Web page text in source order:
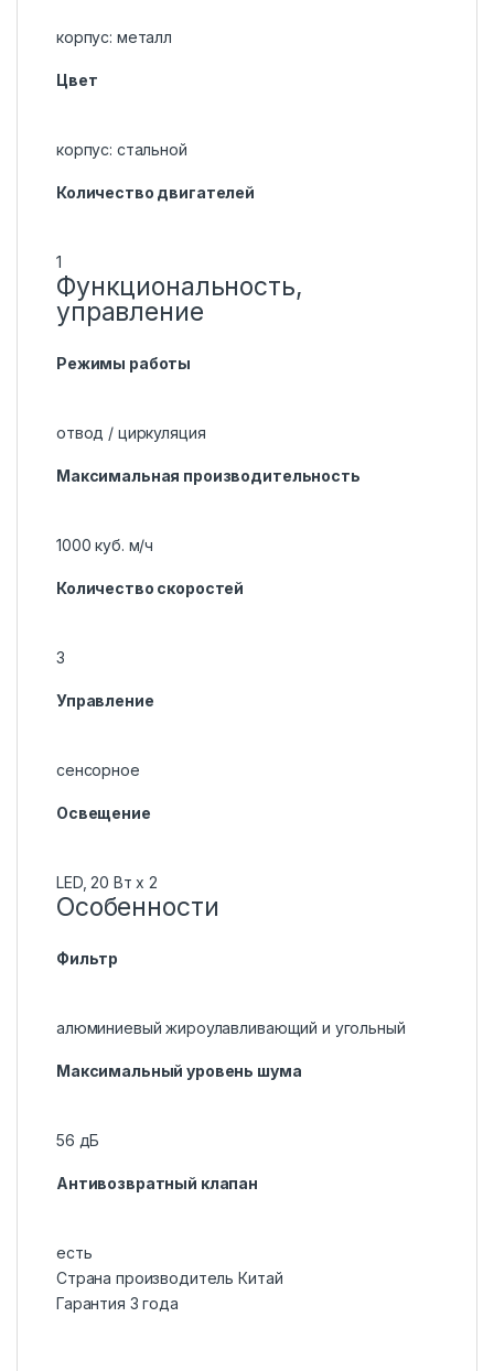
корпус: металл
Цвет
корпус: стальной
Количество двигателей
1
Функциональность,
управление
Режимы работы
отвод / циркуляция
Максимальная производительность
1000 куб. м/ч
Количество скоростей
3
Управление
сенсорное
Освещение
LED, 20 Вт х 2
Особенности
Фильтр
алюминиевый жироулавливающий и угольный
Максимальный уровень шума
56 дБ
Антивозвратный клапан
есть
Страна производитель Китай
Гарантия 3 года